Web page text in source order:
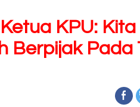
KPU:
Berpijak Pada